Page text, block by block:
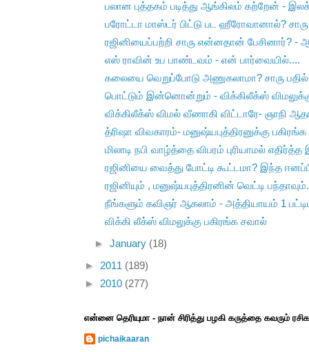
பலான புத்தகம் படித்து ஆங்கிலம் கற்றேன் -
பரோட்டா மாஸ்டர் பிட்டு பட ஹீரோவானால்? சாரு
ரஜினியைப்பற்றி சாரு என்னதான் பேசினார்?
எஸ் ராவின் உப பாண்டவம் - என் பார்வையில்....
கலையை வெறுப்போடு அணுகலாமா? சாரு பதில்
பொட்டும் இன்னொன்றும் - விக்கிலீக்ஸ் விமலுக்கு
விக்கிலீக்ஸ் விமல் வீணாகி விட்டாரே- ஞாநி
த்ரிஷா விவகாரம்- மனுஷ்யபுத்திரனுக்கு
மிலாடி நபி வாழ்த்தை விபரம் புரியாமல்
ரஜினியை வைத்து போட்டி கூட்டமா? இந்த
ரஜினியும் , மனுஷ்யபுத்திரனின் வெட்டி
நீங்களும் கவிஞர் ஆகலாம் - அத்தியாயம் 1
விக்கி லீக்ஸ் விமலுக்கு பகிரங்க சவால்
►January (18)
► 2011 (189)
► 2010 (277)
என்னை தெரியுமா - நான் சிரித்து பழகி கருத்தை கவரும்
pichaikaaran